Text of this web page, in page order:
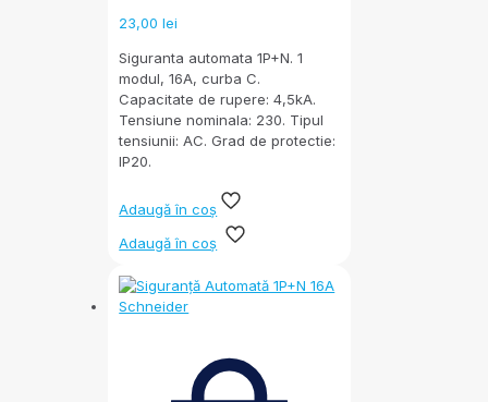
23,00lei
Siguranta automata 1P+N. 1
modul, 16A, curba C.
Capacitate de rupere: 4,5kA.
Tensiune nominala: 230. Tipul
tensiunii: AC. Grad de protectie:
IP20.
Adaugă în coș
Adaugă în coș